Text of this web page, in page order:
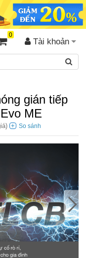
Tài khoản
0
gián tiếp
ME